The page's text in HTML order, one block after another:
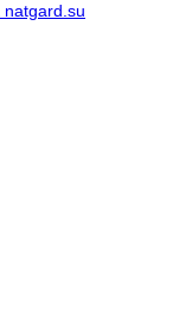
natgard.su